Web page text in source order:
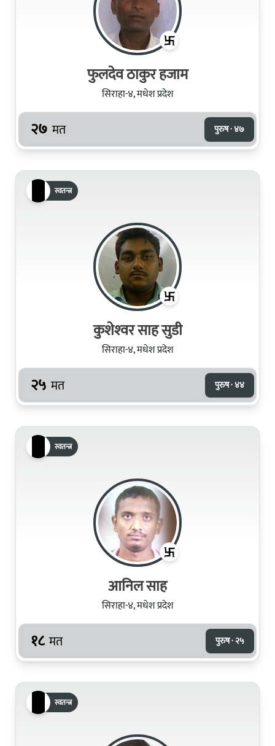
फुलदेव ठाकुर हजाम
सिराहा-४, मधेश प्रदेश
२७ मत पुरुष · ४७
स्वतन्त्र
कुशेश्‍वर साह सुडी
सिराहा-४, मधेश प्रदेश
२५ मत पुरुष · ४४
स्वतन्त्र
आनिल साह
सिराहा-४, मधेश प्रदेश
१८ मत पुरुष · २५
स्वतन्त्र